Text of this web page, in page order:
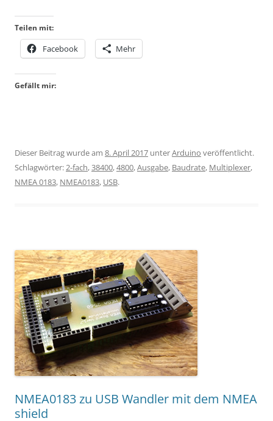
Teilen mit:
Facebook Mehr
Gefällt mir:
Dieser Beitrag wurde am 8. April 2017 unterArduino veröffentlicht.
Schlagwörter:2-fach,38400,4800,Ausgabe, Baudrate, Multiplexer,
NMEA 0183, NMEA0183, USB.
NMEA0183 zu USB Wandler mit dem NMEA
shield